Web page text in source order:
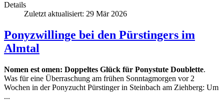
Details
Zuletzt aktualisiert: 29 Mär 2026
Ponyzwillinge bei den Pürstingers im
Almtal
Nomen est omen: Doppeltes Glück für Ponystute Doublette.
Was für eine Überraschung am frühen Sonntagmorgen vor 2
Wochen in der Ponyzucht Pürstinger in Steinbach am Ziehberg: Um
...